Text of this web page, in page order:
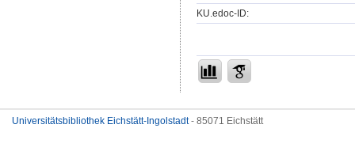
KU.edoc-ID:
Universitätsbibliothek Eichstätt-Ingolstadt- 85071 Eichstätt